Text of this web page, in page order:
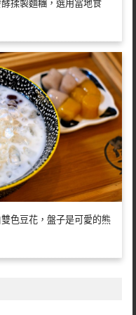
揉製麵糰，選用當地食
色豆花，盤子是可愛的熊